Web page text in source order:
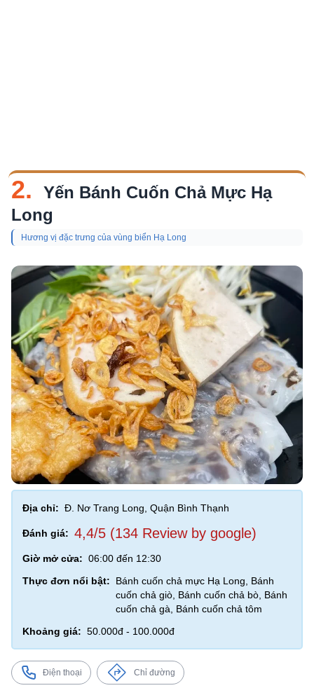
2.
Yến Bánh Cuốn Chả Mực Hạ
Long
Hương vị đặc trưng của vùng biển Hạ Long
Địa chỉ: Đ. Nơ Trang Long, Quận Bình Thạnh
Đánh giá: 4,4/5 (134 Review by google)
Giờ mở cửa: 06:00 đến 12:30
Thực đơn nổi bật:
Bánh cuốn chả mực Hạ Long, Bánh
cuốn chả giò, Bánh cuốn chả bò, Bánh
cuốn chả gà, Bánh cuốn chả tôm
Khoảng giá: 50.000đ - 100.000đ
Điện thoại Chỉ đường